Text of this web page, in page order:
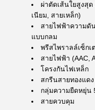
ผ่าตัดเส้นใยสูงสุ
เนียม, สายเหล็ก)
สายไฟฟ้าความดั
แบบกลม
พรีสไพราลล์เซ็ก
สายไฟฟ้า (AAC,
โครงกันไฟเหล็ก
สกรีนสายทองแดง
กลุ่มความยืดหยุ่น
สายควบคุม